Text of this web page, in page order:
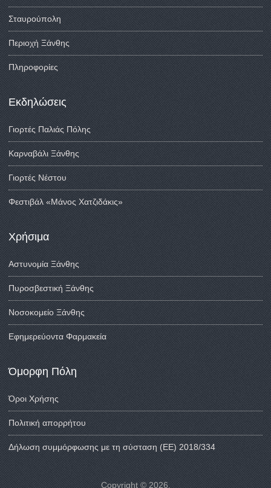
Σταυρούπολη
Περιοχή Ξάνθης
Πληροφορίες
Εκδηλώσεις
Γιορτές Παλιάς Πόλης
Καρναβάλι Ξάνθης
Γιορτές Νέστου
Φεστιβάλ «Μάνος Χατζιδάκις»
Χρήσιμα
Αστυνομία Ξάνθης
Πυροσβεστική Ξάνθης
Νοσοκομείο Ξάνθης
Εφημερεύοντα Φαρμακεία
Όμορφη Πόλη
Όροι Χρήσης
Πολιτική απορρήτου
Δήλωση συμμόρφωσης με τη σύσταση (ΕΕ) 2018/334
Copyright © 2026,